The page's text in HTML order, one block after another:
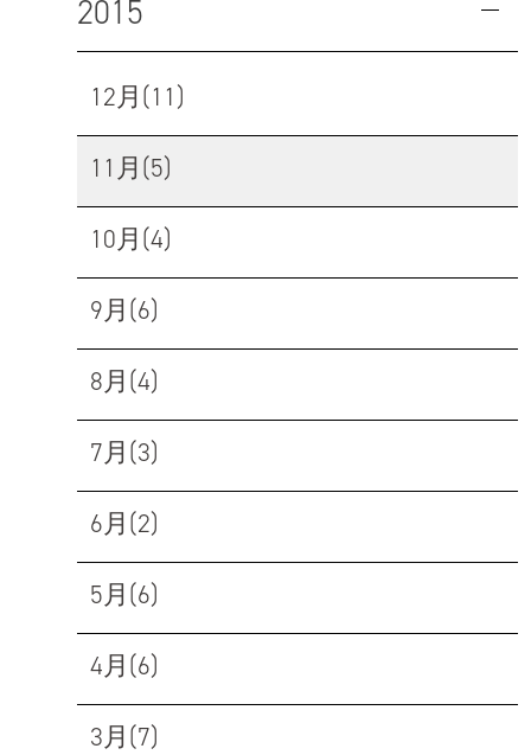
2015
12月(11)
11月(5)
10月(4)
9月(6)
8月(4)
7月(3)
6月(2)
5月(6)
4月(6)
3月(7)